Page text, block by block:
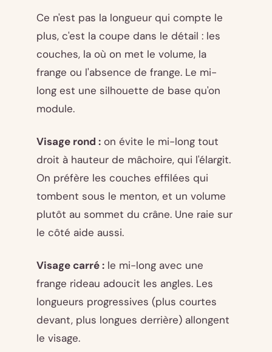
Ce n'est pas la longueur qui compte le
plus, c'est la coupe dans le détail : les
couches, la où on met le volume, la
frange ou l'absence de frange. Le mi-
long est une silhouette de base qu'on
module.
Visage rond : on évite le mi-long tout
droit à hauteur de mâchoire, qui l'élargit.
On préfère les couches effilées qui
tombent sous le menton, et un volume
plutôt au sommet du crâne. Une raie sur
le côté aide aussi.
Visage carré : le mi-long avec une
frange rideau adoucit les angles. Les
longueurs progressives (plus courtes
devant, plus longues derrière) allongent
le visage.